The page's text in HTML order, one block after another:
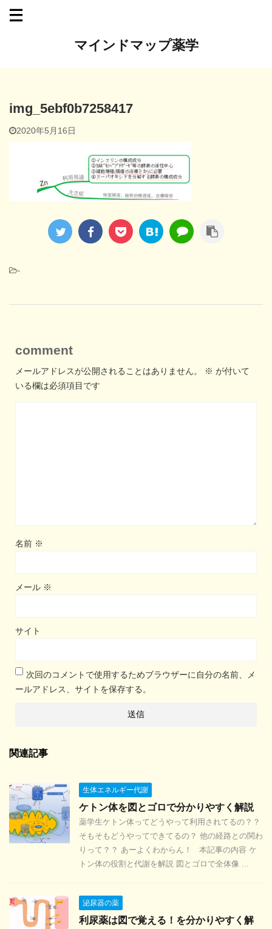
マインドマップ薬学
img_5ebf0b7258417
2020年5月16日
-
comment
メールアドレスが公開されることはありません。 ※ が付いて
いる欄は必須項目です
名前 ※
メール ※
サイト
次回のコメントで使用するためブラウザーに自分の名前、メ
ールアドレス、サイトを保存する。
関連記事
生体エネルギー代謝
ケトン体を図とゴロで分かりやすく解説
薬学生ケトン体ってどうやって利用されてるの？？
そもそもどうやってできてるの？ 他の経路との関わ
りって？？ あーよくわからん！ 本記事の内容 ケ
トン体の役割と代謝を解説 図とゴロで全体像 ...
泌尿器の薬
利尿薬は図で覚える！を分かりやすく解